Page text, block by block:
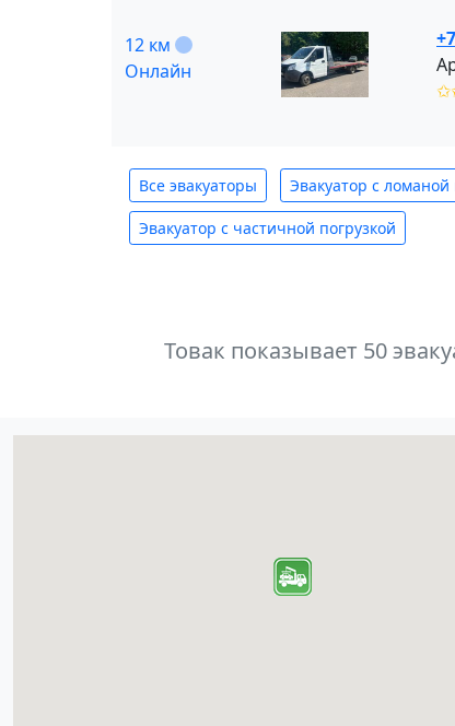
12 км
Онлайн
Все эвакуаторы Эвакуатор с
Эвакуатор с частичной погрузкой
Товак показывает 50